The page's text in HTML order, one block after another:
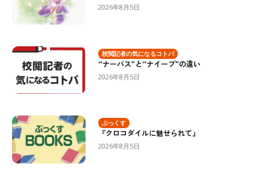
2026年8月5日
校閲記者の気になるコトバ
“ナーバス”と“ナイーブ”の違い
2026年8月5日
ぶっくす
『クロコダイルに魅せられて』
2026年8月5日